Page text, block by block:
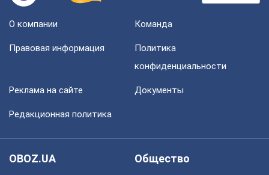
О компании Команда
Правовая информация
Политика
конфиденциальности
Реклама на сайте Документы
Редакционная политика
OBOZ.UA
Общество